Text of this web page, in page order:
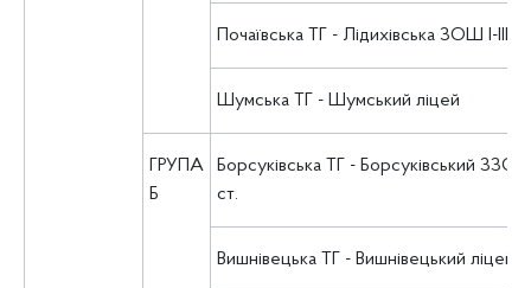
Почаївська ТГ - Лідихівська ЗОШ І-ІІІ
Шумська ТГ - Шумський ліцей
ГРУПА
Б
Борсуківська ТГ - Борсуківський ЗЗСО І-
ст.
Вишнівецька ТГ - Вишнівецький ліцей